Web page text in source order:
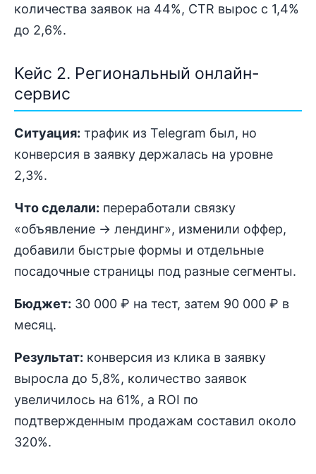
количества заявок на 44%, CTR вырос с 1,4%
до 2,6%.
Кейс 2. Региональный онлайн-
сервис
Ситуация: трафик из Telegram был, но
конверсия в заявку держалась на уровне
2,3%.
Что сделали: переработали связку
«объявление → лендинг», изменили оффер,
добавили быстрые формы и отдельные
посадочные страницы под разные сегменты.
Бюджет: 30 000 ₽ на тест, затем 90 000 ₽ в
месяц.
Результат: конверсия из клика в заявку
выросла до 5,8%, количество заявок
увеличилось на 61%, а ROI по
подтвержденным продажам составил около
320%.